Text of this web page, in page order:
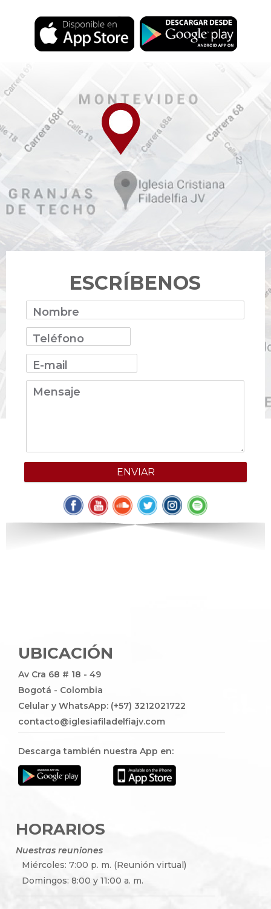
ESCRÍBENOS
UBICACIÓN
Av Cra 68 # 18 - 49
Bogotá - Colombia
Celular y WhatsApp: (+57) 3212021722
contacto@iglesiafiladelfiajv.com
Descarga también nuestra App en:
HORARIOS
Nuestras reuniones
Miércoles: 7:00 p. m. (Reunión virtual)
Domingos: 8:00 y 11:00 a. m.